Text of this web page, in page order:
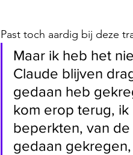
Past toch aardig bij deze
Maar ik heb het
Claude blijven
gedaan heb
kom erop terug,
beperkten, van
gedaan